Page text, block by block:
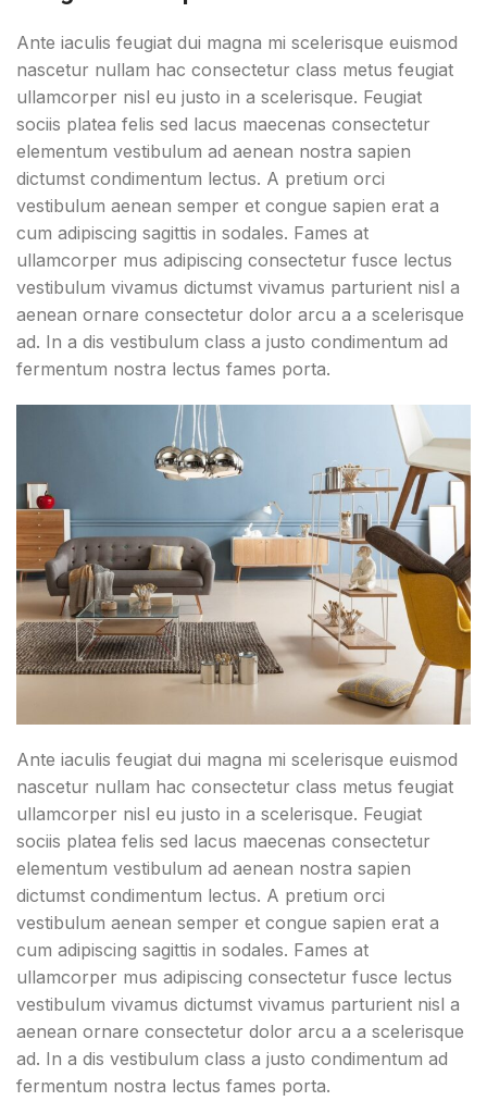
Ante iaculis feugiat dui magna mi scelerisque euismod
nascetur nullam hac consectetur class metus feugiat
ullamcorper nisl eu justo in a scelerisque. Feugiat
sociis platea felis sed lacus maecenas consectetur
elementum vestibulum ad aenean nostra sapien
dictumst condimentum lectus. A pretium orci
vestibulum aenean semper et congue sapien erat a
cum adipiscing sagittis in sodales. Fames at
ullamcorper mus adipiscing consectetur fusce lectus
vestibulum vivamus dictumst vivamus parturient nisl a
aenean ornare consectetur dolor arcu a a scelerisque
ad. In a dis vestibulum class a justo condimentum ad
fermentum nostra lectus fames porta.
Ante iaculis feugiat dui magna mi scelerisque euismod
nascetur nullam hac consectetur class metus feugiat
ullamcorper nisl eu justo in a scelerisque. Feugiat
sociis platea felis sed lacus maecenas consectetur
elementum vestibulum ad aenean nostra sapien
dictumst condimentum lectus. A pretium orci
vestibulum aenean semper et congue sapien erat a
cum adipiscing sagittis in sodales. Fames at
ullamcorper mus adipiscing consectetur fusce lectus
vestibulum vivamus dictumst vivamus parturient nisl a
aenean ornare consectetur dolor arcu a a scelerisque
ad. In a dis vestibulum class a justo condimentum ad
fermentum nostra lectus fames porta.